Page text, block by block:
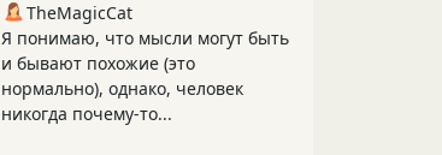
TheMagicCat
Я понимаю, что мысли могут быть
и бывают похожие (это
нормально), однако, человек
никогда почему-то...